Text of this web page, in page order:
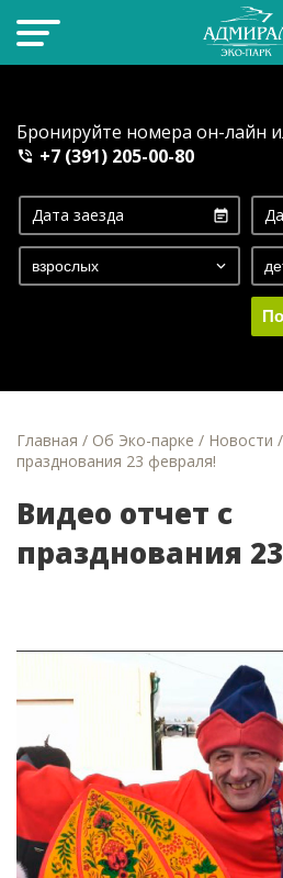
Адмирал
Бронируйте номера он-лайн
+7 (391) 205-00-80
Главная / Об Эко-парке / Новости /
празднования 23 февраля!
Видео отчет с
празднования